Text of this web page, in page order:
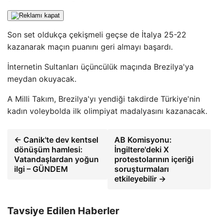
Son set oldukça çekişmeli geçse de İtalya 25-22
kazanarak maçın puanını geri almayı başardı.
İnternetin Sultanları üçüncülük maçında Brezilya'ya
meydan okuyacak.
A Milli Takım, Brezilya'yı yendiği takdirde Türkiye'nin
kadın voleybolda ilk olimpiyat madalyasını kazanacak.
← Canik'te dev kentsel
dönüşüm hamlesi:
Vatandaşlardan yoğun
ilgi – GÜNDEM
AB Komisyonu:
İngiltere'deki X
protestolarının içeriği
soruşturmaları
etkileyebilir →
Tavsiye Edilen Haberler